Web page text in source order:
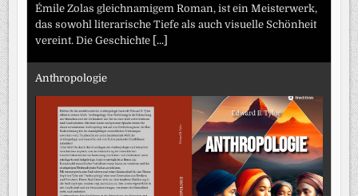
Émile Zolas gleichnamigem Roman, ist ein Meisterwerk,
das sowohl literarische Tiefe als auch visuelle Schönheit
vereint. Die Geschichte [...]
Anthropologie